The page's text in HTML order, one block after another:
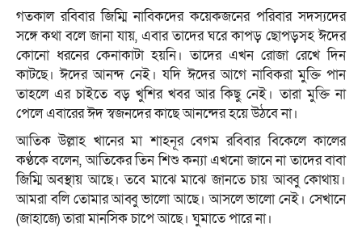
গতকাল রবিবার জিম্মি নাবিকদের কয়েকজনের পরিবার সদস্যদের
সঙ্গে কথা বলে জানা যায়, এবার তাদের ঘরে কাপড় ছোপড়সহ ঈদের
কোনো ধরনের কেনাকাটা হয়নি। তাদের এখন রোজা রেখে দিন
কাটছে। ঈদের আনন্দ নেই। যদি ঈদের আগে নাবিকরা মুক্তি পান
তাহলে এর চাইতে বড় খুশির খবর আর কিছু নেই। তারা মুক্তি না
পেলে এবারের ঈদ স্বজনদের কাছে আনন্দের হয়ে উঠবে না।
আতিক উল্লাহ খানের মা শাহনূর বেগম রবিবার বিকেলে কালের
কণ্ঠকে বলেন, আতিকের তিন শিশু কন্যা এখনো জানে না তাদের বাবা
জিম্মি অবস্থায় আছে। তবে মাঝে মাঝে জানতে চায় আব্বু কোথায়।
আমরা বলি তোমার আব্বু ভালো আছে। আসলে ভালো নেই। সেখানে
(জাহাজে) তারা মানসিক চাপে আছে। ঘুমাতে পারে না।